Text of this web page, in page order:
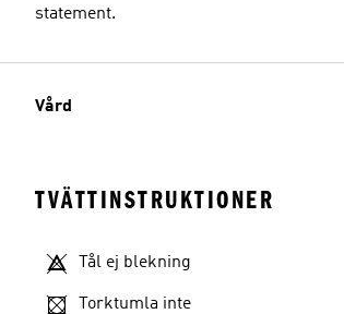
statement.
Vård
TVÄTTINSTRUKTIONER
Tål ej blekning
Torktumla inte